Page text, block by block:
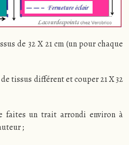
de 32 X 21 cm (un pour chaque
tissus différent et couper 21 X 32
faites un trait arrondi environ à
;